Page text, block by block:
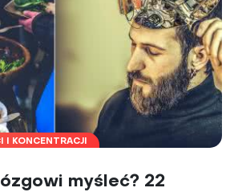
I KONCENTRACJI
myśleć? 22